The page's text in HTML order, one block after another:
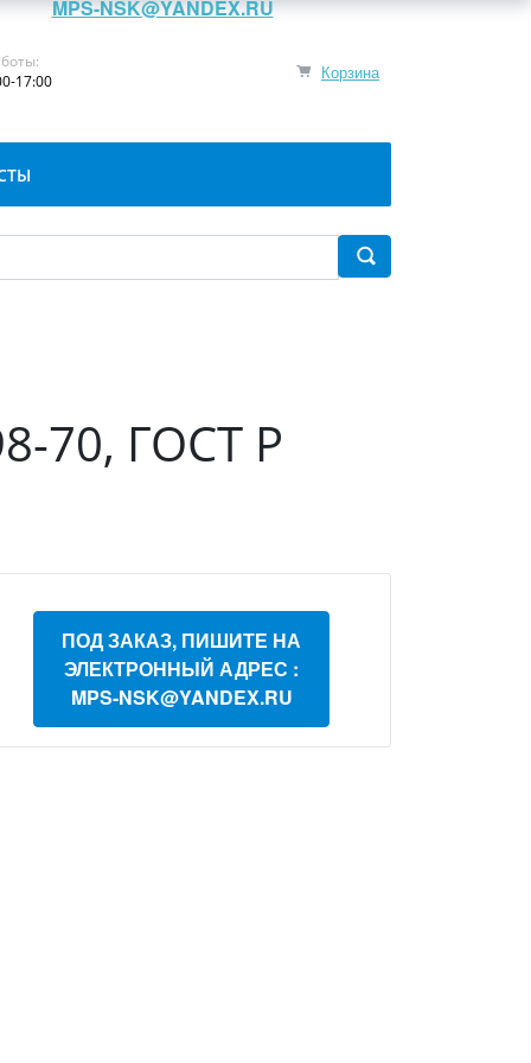
Корзина
17:00
70, ГОСТ Р
ПОД ЗАКАЗ, ПИШИТЕ НА
ЭЛЕКТРОННЫЙ АДРЕС :
MPS-NSK@YANDEX.RU
MPS-NSK@YANDEX.RU